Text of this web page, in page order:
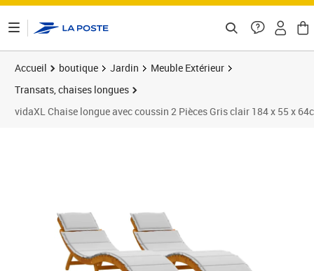
Accueil boutique Jardin
Meuble Extérieur
Transats, chaises longues
vidaXL Chaise longue avec coussin 2 Pièces Gris clair 184 x 55 x